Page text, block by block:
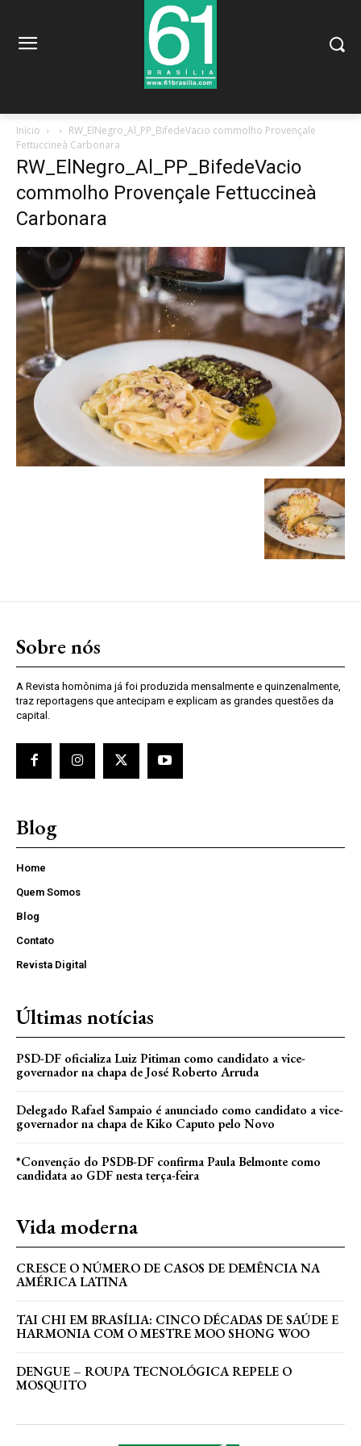
Início
RW_ElNegro_Al_PP_BifedeVacio commolho Provençale
Fettuccineà Carbonara
RW_ElNegro_Al_PP_BifedeVacio
commolho Provençale Fettuccineà
Carbonara
Sobre nós
A Revista homônima já foi produzida mensalmente e quinzenalmente,
traz reportagens que antecipam e explicam as grandes questões da
capital.
Blog
Home
Quem Somos
Blog
Contato
Revista Digital
Últimas notícias
PSD-DF oficializa Luiz Pitiman como candidato a vice-
governador na chapa de José Roberto Arruda
Delegado Rafael Sampaio é anunciado como candidato a vice-
governador na chapa de Kiko Caputo pelo Novo
*Convenção do PSDB-DF confirma Paula Belmonte como
candidata ao GDF nesta terça-feira
Vida moderna
CRESCE O NÚMERO DE CASOS DE DEMÊNCIA NA
AMÉRICA LATINA
TAI CHI EM BRASÍLIA: CINCO DÉCADAS DE SAÚDE E
HARMONIA COM O MESTRE MOO SHONG WOO
DENGUE – ROUPA TECNOLÓGICA REPELE O
MOSQUITO